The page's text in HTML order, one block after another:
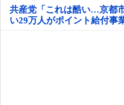
共産党「これは酷い…京都
い29万人がポイント給付事